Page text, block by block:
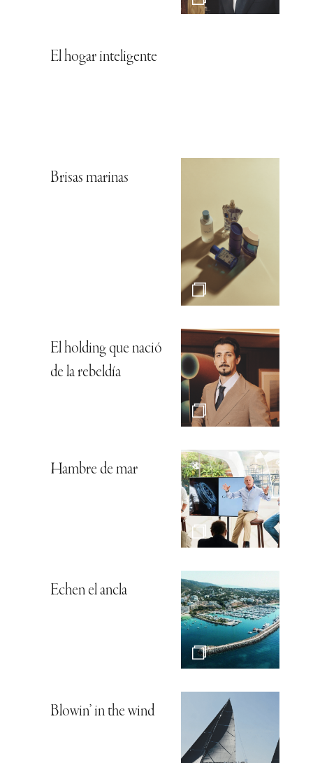
El hogar inteligente
Brisas marinas
El holding que nació
de la rebeldía
Hambre de mar
Echen el ancla
Blowin’ in the wind